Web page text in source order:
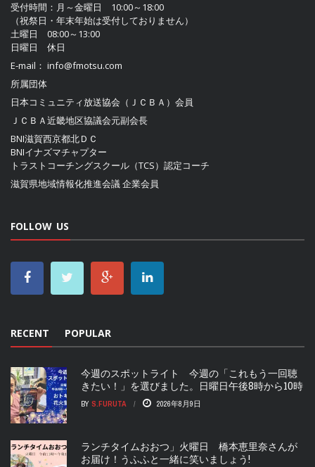
受付時間：月～金曜日 10:00～18:00
（祝祭日・年末年始は受付しておりません）
土曜日 08:00～13:00
日曜日 休日
E-mail： info@fmotsu.com
所属団体
日本コミュニティ放送協会（ＪＣＢＡ） 会員
ＪＣＢＡ近畿地区協議会元副会長
BNI滋賀西京都北ＤＣ
BNIイナズマチャプター
トラストコーチングスクール（TCS）認定コーチ
滋賀県地域情報化推進会議企業会員
FOLLOW US
RECENT POPULAR
今週のスポットライト 今週の「これもう一回聴
きたい！」を選びました。日曜日午後8時から10時
BY S.FURUTA 2026年8月9日
ランチタイムおおつ」火曜日 橋本恵里奈さんが
お届け！うふふと一緒に笑いましょう!